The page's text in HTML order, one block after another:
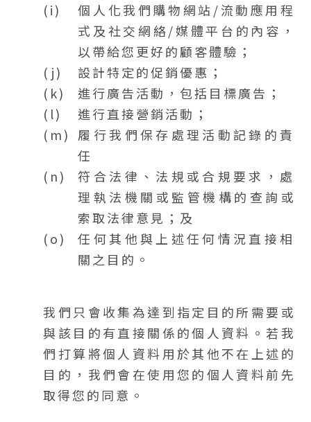
個人化我們購物網站/流動應用程
式及社交網絡/媒體平台的內容，
以帶給您更好的顧客體驗；
設計特定的促銷優惠；
進行廣告活動，包括目標廣告；
進行直接營銷活動；
履行我們保存處理活動記錄的責
任
符合法律、法規或合規要求，處
理執法機關或監管機構的查詢或
索取法律意見；及
任何其他與上述任何情況直接相
關之目的。
我們只會收集為達到指定目的所需要或
與該目的有直接關係的個人資料。若我
們打算將個人資料用於其他不在上述的
目的，我們會在使用您的個人資料前先
取得您的同意。